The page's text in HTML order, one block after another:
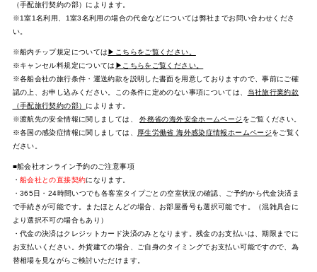
（手配旅行契約の部）によります。
※1室1名利用、1室3名利用の場合の代金などについては弊社までお問い合わせくださ
い。
※船内チップ規定については ▶こちらをご覧ください。
※キャンセル料規定については ▶こちらをご覧ください。
※各船会社の旅行条件・運送約款を説明した書面を用意しておりますので、事前にご確
認の上、お申し込みください。この条件に定めのない事項については、
当社旅行業約款
（手配旅行契約の部） によります。
※渡航先の安全情報に関しましては、外務省の海外安全ホームページ をご覧ください。
※各国の感染症情報に関しましては、
厚生労働省 海外感染症情報ホームページをご覧く
ださい。
■船会社オンライン予約のご注意事項
・ 船会社との直接契約になります。
・365日・24時間いつでも各客室タイプごとの空室状況の確認、ご予約から代金決済ま
で手続きが可能です。またほとんどの場合、お部屋番号も選択可能です。（混雑具合に
より選択不可の場合もあり）
・代金の決済はクレジットカード決済のみとなります。残金のお支払いは、期限までに
お支払いください。外貨建ての場合、ご自身のタイミングでお支払い可能ですので、為
替相場を見ながらご検討いただけます。